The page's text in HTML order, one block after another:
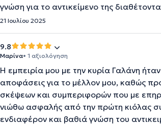
γνώση για το αντικείμενο της
21 Ιουλίου 2025
9.8
Μαρίνα• 1 αξιολόγηση
Η εμπειρία μου με την κυρία Γαλάνη
αποφάσεις για το μέλλον μου, καθώς
σκέψεων και συμπεριφορών που με
νιώθω ασφαλής από την πρώτη κιόλας
ενδιαφέρον και βαθιά γνώση του